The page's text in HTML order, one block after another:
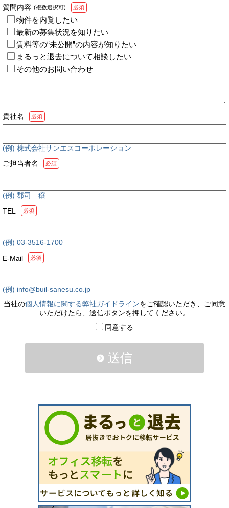
質問内容 (複数選択可) 必須
物件を内覧したい
最新の募集状況を知りたい
賃料等の“未公開”の内容が知りたい
まるっと退去について相談したい
その他のお問い合わせ
貴社名 必須
(例) 株式会社サンエスコーポレーション
ご担当者名
必須
(例) 郡司 穣
TEL
必須
(例) 03-3516-1700
E-Mail
必須
(例) info@buil-sanesu.co.jp
当社の個人情報に関する弊社ガイドラインをご確認いただき、ご同意
いただけたら、送信ボタンを押してください。
同意する
送信